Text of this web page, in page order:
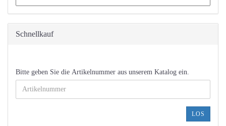
Schnellkauf
BITTE
GEBEN
SIE
Bitte geben Sie die Artikelnummer aus unserem Katalog ein.
LOS